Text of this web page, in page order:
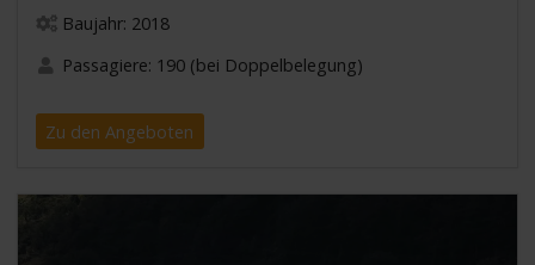
Baujahr: 2018
Passagiere: 190 (bei Doppelbelegung)
Zu den Angeboten